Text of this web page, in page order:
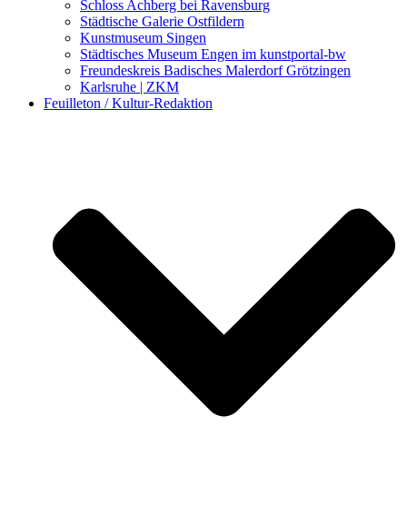
Schloss Achberg bei Ravensburg
Städtische Galerie Ostfildern
Kunstmuseum Singen
Städtisches Museum Engen im kunstportal-bw
Freundeskreis Badisches Malerdorf Grötzingen
Karlsruhe | ZKM
Feuilleton / Kultur-Redaktion